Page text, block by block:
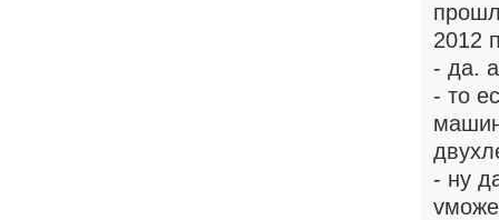
2012
- да.
- то
- ну